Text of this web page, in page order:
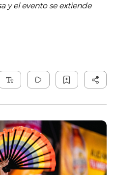
y el evento se extiende